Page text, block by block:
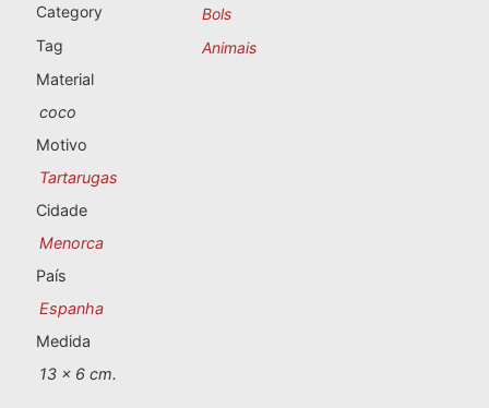
Lembranças personalizadas
A Corunha
Albacete
Alicante
Almeria
Badajoz
Barcelona
Category
Bols
Tag
Animais
Material
coco
Motivo
Tartarugas
Cidade
Menorca
País
Espanha
Medida
13 x 6 cm.